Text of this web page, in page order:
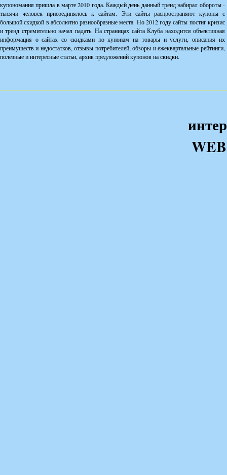
купономания пришла в марте 2010 года. Каждый день данный тренд набирал обороты -
тысячи человек присоединялось к сайтам. Эти сайты распространяют купоны с
большой скидкой в абсолютно разнообразные места. Но 2012 году сайты постиг кризис
и тренд стремительно начал падать. На страницах сайта Клуба находится объективная
информация о сайтах со скидками по купонам на товары и услуги, описания их
преимуществ и недостатков, отзывы потребителей, обзоры и ежеквартальные рейтинги,
полезные и интересные статьи, архив предложений купонов на скидки.